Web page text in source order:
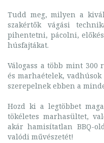
Tudd meg, milyen a
szakértők vágási
pihentetni, pácolni,
húsfajtákat.
Válogass a több mint 300
és marhaételek,
szerepelnek ebben a
Hozd ki a legtöbbet
tökéletes marhasültet,
akár hamisítatlan BBQ-
valódi művészetét!